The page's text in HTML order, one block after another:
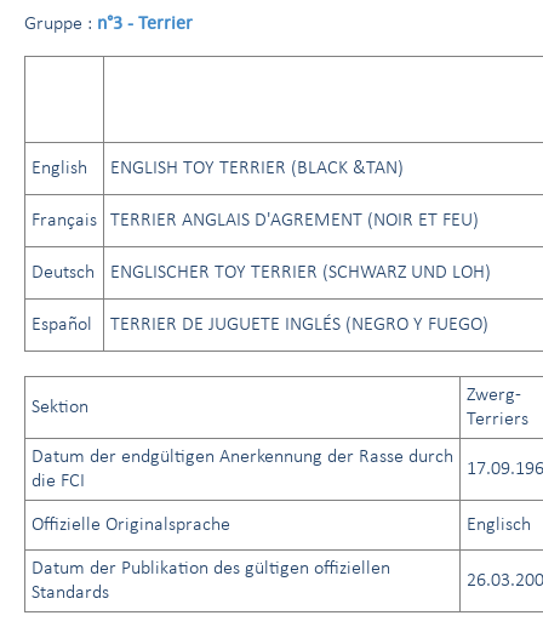
Gruppe : n°3 - Terrier
English ENGLISH TOY TERRIER (BLACK &TAN)
Français TERRIER ANGLAIS D'AGREMENT (NOIR ET FEU)
Deutsch ENGLISCHER TOY TERRIER (SCHWARZ UND LOH)
Español TERRIER DE JUGUETE INGLÉS (NEGRO Y FUEGO)
Sektion
Zwerg-
Terriers
Datum der endgültigen Anerkennung der Rasse durch
die FCI
Offizielle Originalsprache Englisch
Datum der Publikation des gültigen offiziellen
Standards